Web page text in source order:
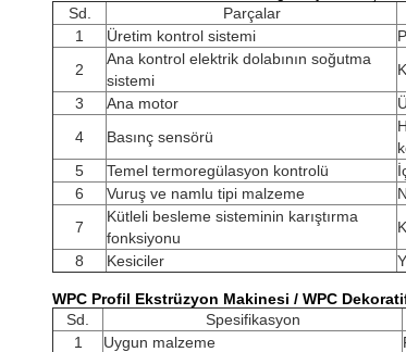
Sd.
Parçalar
1
Üretim kontrol sistemi
2
Ana kontrol elektrik dolabının soğutma
sistemi
3
Ana motor
4
Basınç sensörü
5
Temel termoregülasyon kontrolü
6
Vuruş ve namlu tipi malzeme
7
Kütleli besleme sisteminin karıştırma
fonksiyonu
8
Kesiciler
WPC Profil Ekstrüzyon Makinesi / WPC
Sd.
Spesifikasyon
1
Uygun malzeme